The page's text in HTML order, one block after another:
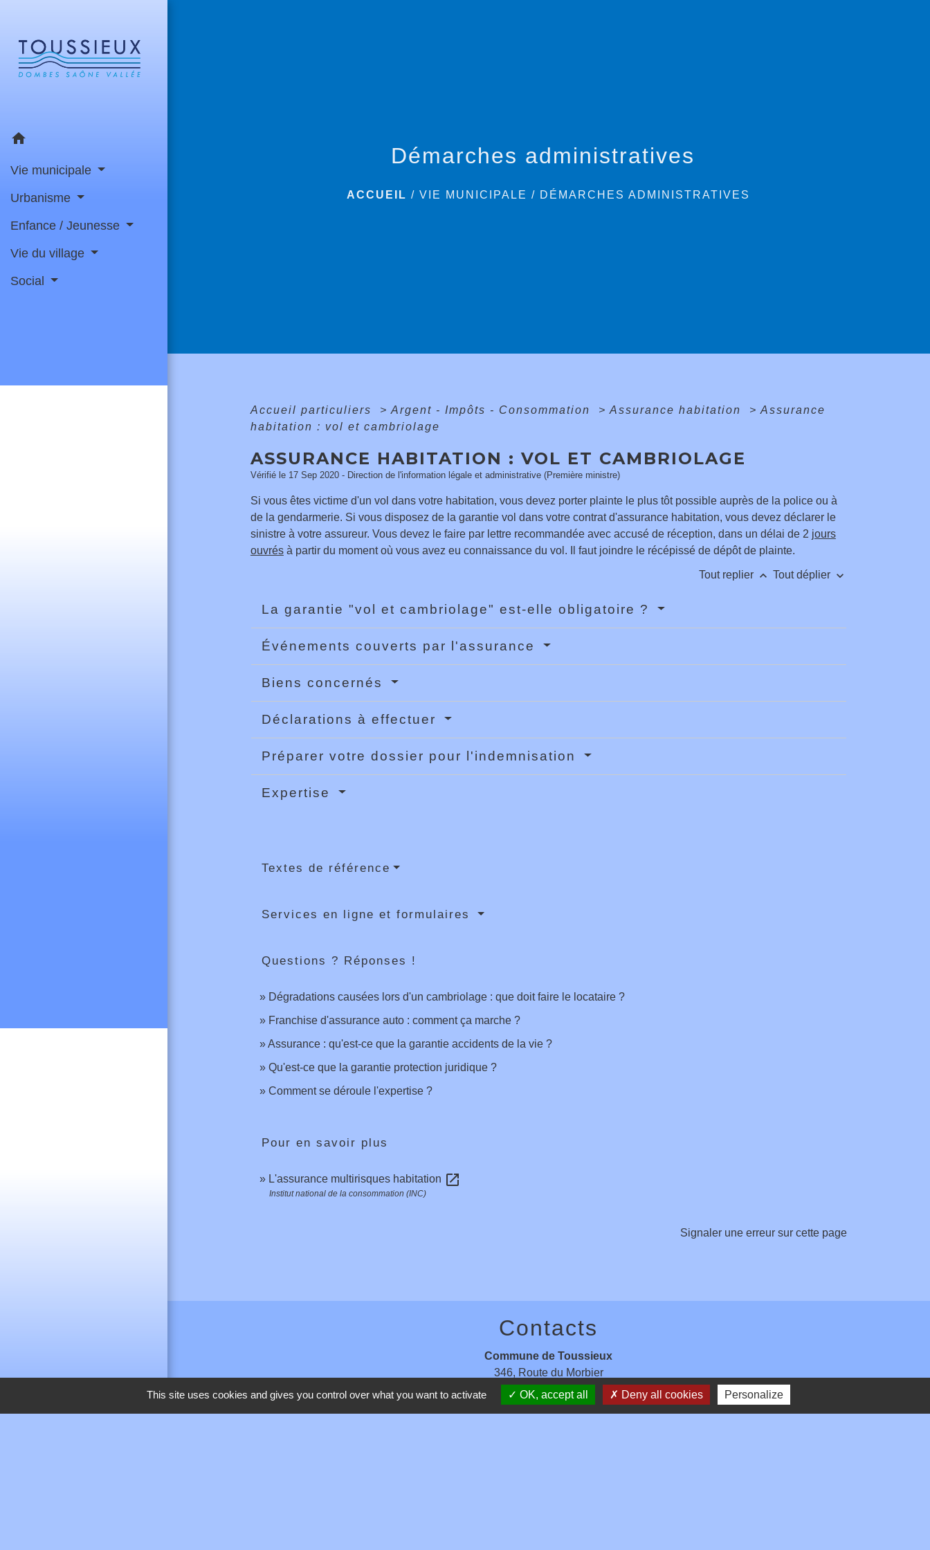
home
Vie municipale
Urbanisme
Enfance / Jeunesse
Vie du village
Social
Démarches administratives
ACCUEIL /VIE MUNICIPALE / DÉMARCHES ADMINISTRATIVES
Accueil particuliers > Argent - Impôts - Consommation > Assurance habitation > Assurance
habitation : vol et cambriolage
ASSURANCE HABITATION : VOL ET CAMBRIOLAGE
Vérifié le 17 Sep 2020 - Direction de l'information légale et administrative (Première ministre)
Si vous êtes victime d'un vol dans votre habitation, vous devez porter plainte le plus tôt possible auprès de la police ou à
de la gendarmerie. Si vous disposez de la garantie vol dans votre contrat d'assurance habitation, vous devez déclarer le
sinistre à votre assureur. Vous devez le faire par lettre recommandée avec accusé de réception, dans un délai de 2 jours
ouvrésà partir du moment où vous avez eu connaissance du vol. Il faut joindre le récépissé de dépôt de plainte.
Tout replier keyboard_arrow_up Tout déplier keyboard_arrow_down
La garantie "vol et cambriolage" est-elle obligatoire ?
Événements couverts par l'assurance
Biens concernés
Déclarations à effectuer
Préparer votre dossier pour l'indemnisation
Expertise
Textes de référence
Services en ligne et formulaires
Questions ? Réponses !
Dégradations causées lors d'un cambriolage : que doit faire le locataire ?
Franchise d'assurance auto : comment ça marche ?
Assurance : qu'est-ce que la garantie accidents de la vie ?
Qu'est-ce que la garantie protection juridique ?
Comment se déroule l'expertise ?
Pour en savoir plus
L'assurance multirisques habitation open_in_new
Institut national de la consommation (INC)
Signaler une erreur sur cette page
Contacts
Commune de Toussieux
346, Route du Morbier
01600 Toussieux - FRANCE
+33 4 74 00 19 03
This site uses cookies and gives you control over what you want to activate OK, accept all Deny all cookies Personalize